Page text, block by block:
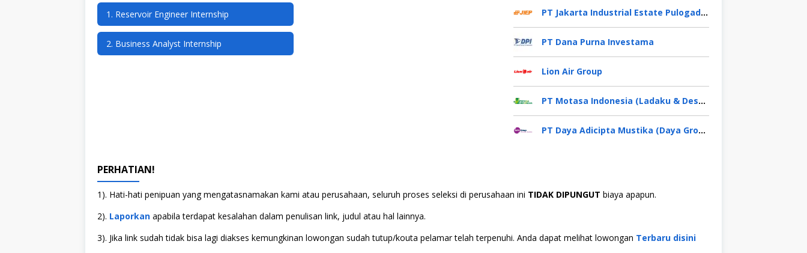
1. Reservoir Engineer Internship
2. Business Analyst Internship
PT Jakarta Industrial Estate Pulogadung
PT Dana Purna Investama
Lion Air Group
PT Motasa Indonesia (Ladaku & Desaku)
PT Daya Adicipta Mustika (Daya Group)
PERHATIAN!
1). Hati-hati penipuan yang mengatasnamakan kami atau perusahaan, seluruh proses seleksi di perusahaan ini TIDAK DIPUNGUT biaya apapun.
2). Laporkan apabila terdapat kesalahan dalam penulisan link, judul atau hal lainnya.
3). Jika link sudah tidak bisa lagi diakses kemungkinan lowongan sudah tutup/kouta pelamar telah terpenuhi. Anda dapat melihat lowongan Terbaru disini